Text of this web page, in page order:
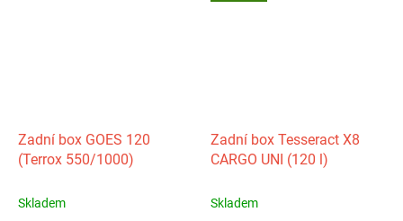
Zadní box GOES 120
(Terrox 550/1000)
Skladem
Zadní box Tesseract X8
CARGO UNI (120 l)
Skladem